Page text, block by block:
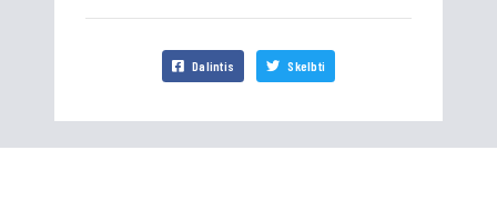
Dalintis Skelbti